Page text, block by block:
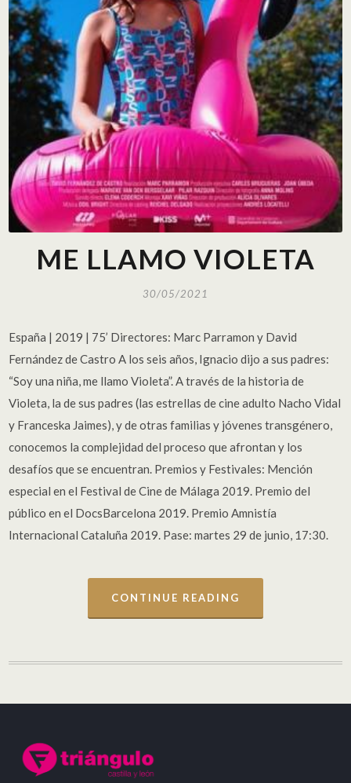
ME LLAMO VIOLETA
30/05/2021
España | 2019 | 75’ Directores: Marc Parramon y David
Fernández de Castro A los seis años, Ignacio dijo a sus padres:
“Soy una niña, me llamo Violeta”. A través de la historia de
Violeta, la de sus padres (las estrellas de cine adulto Nacho Vidal
y Franceska Jaimes), y de otras familias y jóvenes transgénero,
conocemos la complejidad del proceso que afrontan y los
desafíos que se encuentran. Premios y Festivales: Mención
especial en el Festival de Cine de Málaga 2019. Premio del
público en el DocsBarcelona 2019. Premio Amnistía
Internacional Cataluña 2019. Pase: martes 29 de junio, 17:30.
CONTINUE READING